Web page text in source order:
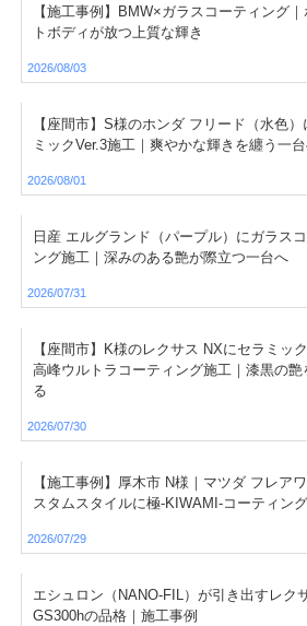
【施工事例】BMW×ガラスコーティング｜
トボディが放つ上質な輝き
2026/08/03
【座間市】S様のホンダ フリード（水色）
ミックVer.3施工｜爽やかな輝きを纏う一
2026/08/01
日産 エルグランド（パープル）にガラス
ング施工｜深みのある艶が際立つ一台へ
2026/07/31
【座間市】K様のレクサス NXにセラミッ
高峰ウルトラコーティング施工｜漆黒の艶
る
2026/07/30
【施工事例】厚木市 N様｜マツダ フレア
スタムスタイルに極-KIWAMI-コーティン
2026/07/29
エシュロン（NANO-FIL）が引き出すレク
GS300hの品格｜施工事例